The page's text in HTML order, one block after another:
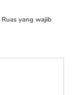
Ruas yang wajib